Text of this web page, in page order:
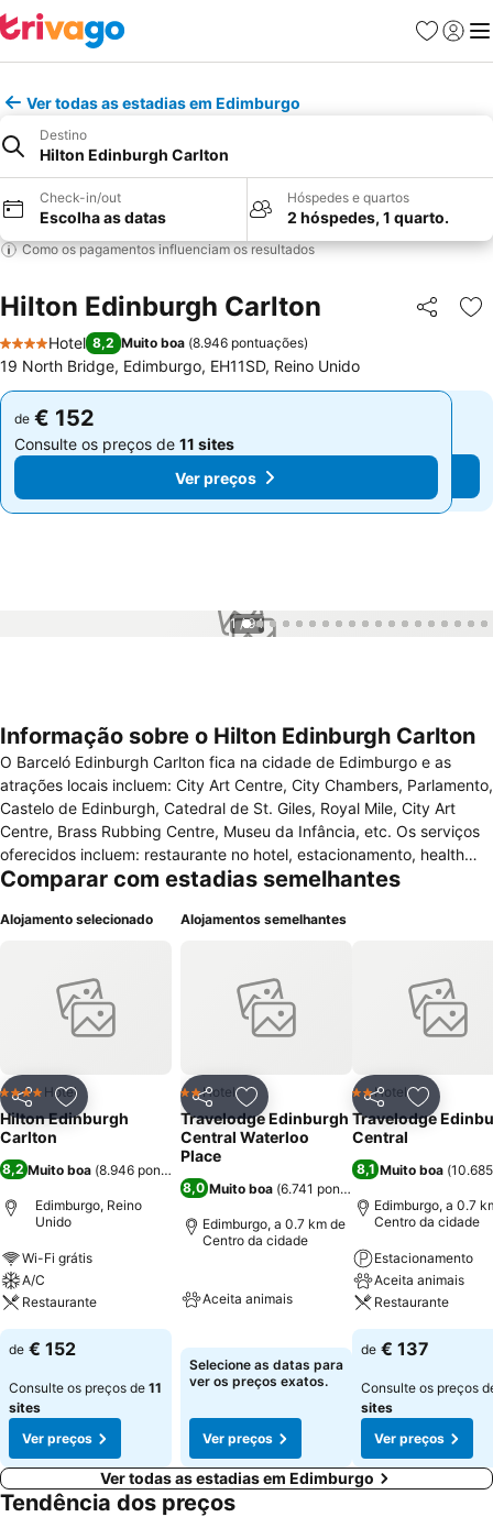
Favoritos
Iniciar
Ver todas as estadias em Edimburgo
Destino
Hilton Edinburgh Carlton
Check-in/out
Escolha as datas
Hóspedes e quartos
2 hóspedes, 1 quarto.
Como os pagamentos influenciam os resultados
Hilton Edinburgh Carlton Partilhar
4 Estrelas
Hotel 8,2 Muito boa (8.946 pontuações)
19 North Bridge, Edimburgo, EH11SD, Reino Unido
de € 152
Consulte os preços de 11 sites
Ver preços
de € 152
Consulte os preços de 11 sites
Ver preços
1 / 94
Informação sobre o Hilton Edinburgh Carlton
O Barceló Edinburgh Carlton fica na cidade de Edimburgo e as
atrações locais incluem: City Art Centre, City Chambers, Parlamento,
Castelo de Edinburgh, Catedral de St. Giles, Royal Mile, City Art
Centre, Brass Rubbing Centre, Museu da Infância, etc. Os serviços
oferecidos incluem: restaurante no hotel, estacionamento, health
club. Para os viajantes a negócios o hotel oferece serviços de
sauna a vapor, sauna seca, banheira de hidromassagem, piscina
com chuveiro e banheira combinados e secador de cabelos, camas
desmontáveis, berços disponíveis, ferro e tábua de passar, mesa de
escritório, utensílios de toalete de cortesia, acesso a internet de alta
cafeteira/bule. serviço de limpeza diário, telefone e serviço de
despertador. O hotel é quatro estrelas.
Comparar com estadias semelhantes
Alojamento selecionado
PartilharAdicionar aos favoritos
4 EstrelasHotel
Hilton Edinburgh
Carlton
8,2 Muito boa (8.946 pontuações
Edimburgo, Reino
Unido
Wi-Fi grátis
A/C
Restaurante
de € 152
Consulte os preços de 11
sites
Ver preços
Alojamentos semelhantes
PartilharAdicionar aos favoritos
2 Estrelas
Hotel
Travelodge Edinburgh
Central Waterloo
Place
8,0 Muito boa (6.741 pontuações
Edimburgo, a 0.7 km de
Centro da cidade
Aceita animais
Selecione as datas para
ver os preços exatos.
Ver preços
Partilhar
2 Estrelas
Hotel
Travelodge
Central
8,1 Muito boa (
Edimburgo, a 0.7
Centro da cidade
Estacionamento
Aceita animais
Restaurante
de € 137
Consulte os preços
sites
Ver preços
Ver todas as estadias em Edimburgo
Tendência dos preços